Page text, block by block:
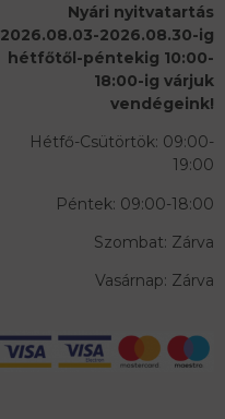
Nyári nyitvatartás
2026.08.03-2026.08.30-ig
hétfőtől-péntekig 10:00-
18:00-ig várjuk
vendégeink!
Hétfő-Csütörtök: 09:00-
19:00
Péntek: 09:00-18:00
Szombat: Zárva
Vasárnap: Zárva